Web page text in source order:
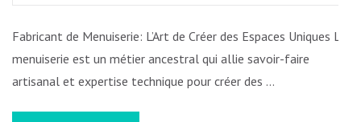
SUBLIMER
VOTRE
INTÉRIEUR
Fabricant de Menuiserie: L’Art de Créer des Espaces Uniques La
menuiserie est un métier ancestral qui allie savoir-faire
artisanal et expertise technique pour créer des …